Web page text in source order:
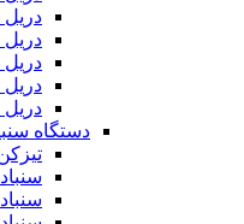
دریل
دستگاه